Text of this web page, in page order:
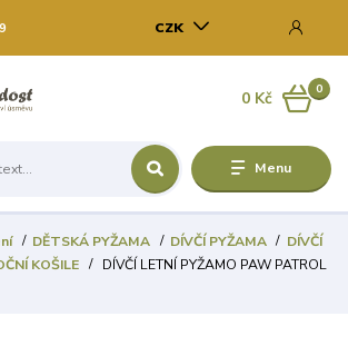
Menu
CZK
0
0 Kč
DĚTSKÁ PYŽAMA DÍVČÍ PYŽAMA
DÍVČÍ
KOŠILE
DÍVČÍ LETNÍ PYŽAMO PAW PATROL